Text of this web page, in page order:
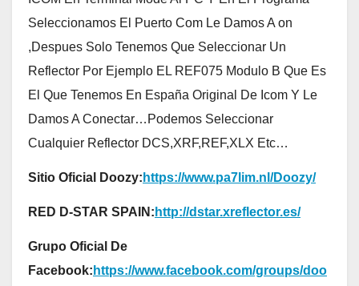
Seleccionamos El Puerto Com Le Damos A on
,Despues Solo Tenemos Que Seleccionar Un
Reflector Por Ejemplo EL REF075 Modulo B Que Es
El Que Tenemos En España Original De Icom Y Le
Damos A Conectar…Podemos Seleccionar
Cualquier Reflector DCS,XRF,REF,XLX Etc…
Sitio Oficial Doozy: https://www.pa7lim.nl/Doozy/
RED D-STAR SPAIN: http://dstar.xreflector.es/
Grupo Oficial De
Facebook: https://www.facebook.com/groups/doo